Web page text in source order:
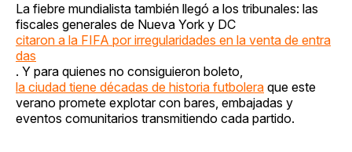
La fiebre mundialista también llegó a los tribunales: las
fiscales generales de Nueva York y DC
citaron a la FIFA por irregularidades en la venta de entra
das
. Y para quienes no consiguieron boleto,
la ciudad tiene décadas de historia futbolera que este
verano promete explotar con bares, embajadas y
eventos comunitarios transmitiendo cada partido.